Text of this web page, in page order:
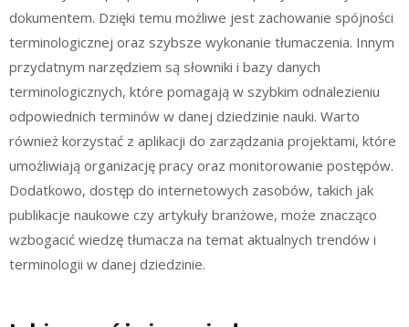
dokumentem. Dzięki temu możliwe jest zachowanie spójności
terminologicznej oraz szybsze wykonanie tłumaczenia. Innym
przydatnym narzędziem są słowniki i bazy danych
terminologicznych, które pomagają w szybkim odnalezieniu
odpowiednich terminów w danej dziedzinie nauki. Warto
również korzystać z aplikacji do zarządzania projektami, które
umożliwiają organizację pracy oraz monitorowanie postępów.
Dodatkowo, dostęp do internetowych zasobów, takich jak
publikacje naukowe czy artykuły branżowe, może znacząco
wzbogacić wiedzę tłumacza na temat aktualnych trendów i
terminologii w danej dziedzinie.